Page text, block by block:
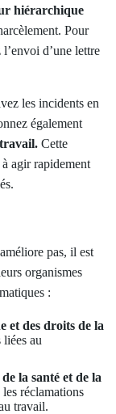
hiérarchique
Pour
d’une lettre
les incidents en
également
Cette
agir rapidement
pas, il est
organismes
:
et des droits de la
au
la santé et de la
réclamations
travail.